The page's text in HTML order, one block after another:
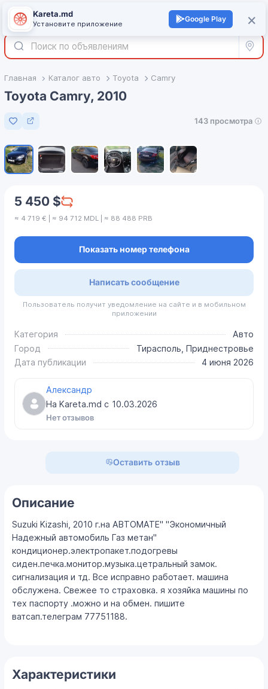
Войти +
Все
Главная Каталог авто Toyota Camry
Toyota Camry, 2010
Добавить в избранное
143 просмотра
5 450 $
≈ 4 719 € | ≈ 94 712 MDL | ≈ 88 488 PRB
Показать номер телефона
Написать сообщение
Пользователь получит уведомление на сайте и в мобильном
приложении
Категория
Авто
Город
Тирасполь, Приднестровье
Дата публикации
4 июня 2026
Александр
На Kareta.md с 10.03.2026
Нет отзывов
Оставить отзыв
Описание
Suzuki Kizashi, 2010 г.на АВТОМАТЕ" "Экономичный
Надежный автомобиль Газ метан"
кондиционер.электропакет.подогревы
сиден.печка.монитор.музыка.цетральный замок.
сигнализация и тд. Все исправно работает. машина
обслужена. Свежее то страховка. я хозяйка машины по
тех паспорту .можно и на обмен. пишите
ватсап.телеграм 77751188.
Характеристики
×
Kareta.md
Установите приложение
Google Play